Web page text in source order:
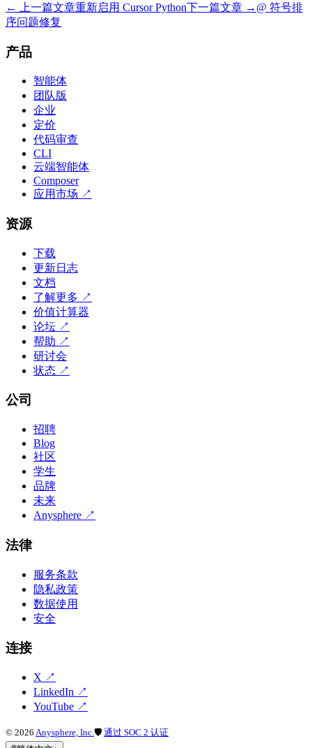
← 上一篇文章重新启用 Cursor Python下一篇文章 → @ 符号排
序问题修复
产品
智能体
团队版
企业
定价
代码审查
CLI
云端智能体
Composer
应用市场 ↗
资源
下载
更新日志
文档
了解更多 ↗
价值计算器
论坛 ↗
帮助 ↗
研讨会
状态 ↗
公司
招聘
Blog
社区
学生
品牌
未来
Anysphere ↗
法律
服务条款
隐私政策
数据使用
安全
连接
X ↗
LinkedIn ↗
YouTube ↗
© 2026 Anysphere, Inc. 🛡 通过 SOC 2 认证